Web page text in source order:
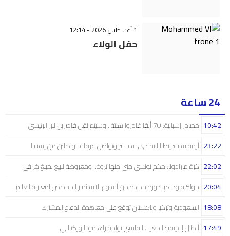
1 أغسطس 2026 - 12:14
حفل الولاء
24 ساعة
مصادر إسبانية: 70 ألفا غادروا سبتة.. وسيتم نقل قاصرين للبر الرئيسي 10:42
أزمة سبتة: إيطاليا تتحدى سانشيز وتواصل عرقلة الواصلين من إسبانيا 23:22
كرة مارادونا: حكم تونسي جنى منها ثروة.. ومعروضة للبيع بمبلغ خرافي 22:02
مواكبة ودعم: دورة جديدة من أسبوع الاستثمار المخصص لمغاربة العالم 20:04
السعودية وتركيا وباكستان توقع على معاهدة الدفاع المشترك 18:08
أبطال إفريقيا: المغرب الفاسي يواجه راهيمو البوركينابي 17:49